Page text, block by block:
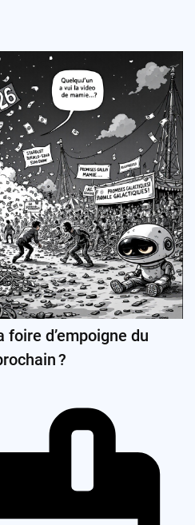
foire d’empoigne du
?